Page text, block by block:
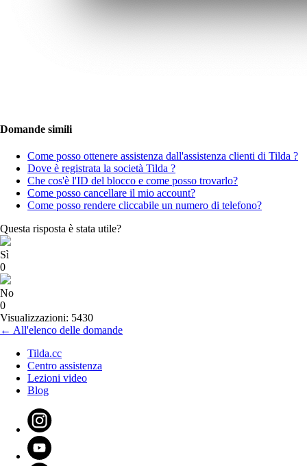
Domande simili
Come posso ottenere assistenza dall'assistenza clienti di Tilda ?
Dove è registrata la società Tilda ?
Che cos'è l'ID del blocco e come posso trovarlo?
Come posso cancellare il mio account?
Come posso rendere cliccabile un numero di telefono?
Questa risposta è stata utile?
Sì
0
No
0
Visualizzazioni: 5430
← All'elenco delle domande
Tilda.cc
Centro assistenza
Lezioni video
Blog